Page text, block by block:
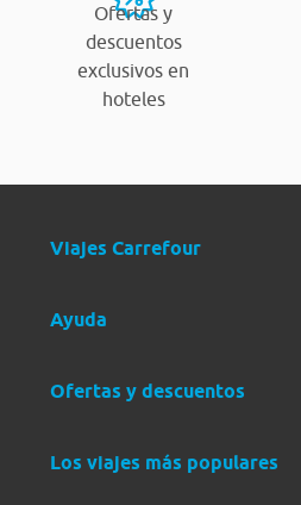
Ofertas y
descuentos
exclusivos en
hoteles
Viajes Carrefour
Ayuda
Ofertas y descuentos
Los viajes más populares